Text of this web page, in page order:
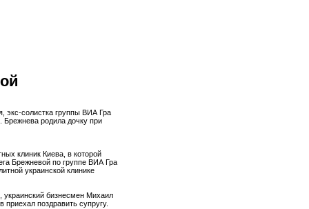
экс-солистка группы ВИА Гра
Брежнева родила дочку при
клиник Киева, в которой
Брежневой по группе ВИА Гра
украинской клинике
украинский бизнесмен Михаил
приехал поздравить супругу.